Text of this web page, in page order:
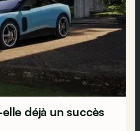
déjà un succès